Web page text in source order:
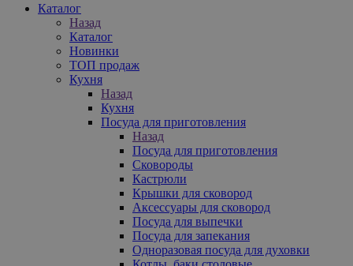
Каталог
Назад
Каталог
Новинки
ТОП продаж
Кухня
Назад
Кухня
Посуда для приготовления
Назад
Посуда для приготовления
Сковороды
Кастрюли
Крышки для сковород
Аксессуары для сковород
Посуда для выпечки
Посуда для запекания
Одноразовая посуда для духовки